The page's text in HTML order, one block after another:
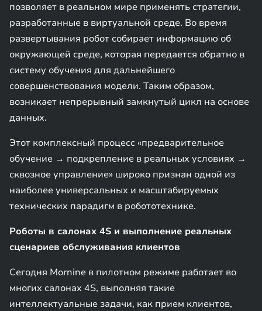
позволяет в реальном мире применять стратегии,
разработанные в виртуальной среде. Во время
развертывания робот собирает информацию об
окружающей среде, которая передается обратно в
систему обучения для дальнейшего
совершенствования модели. Таким образом,
возникает непрерывный замкнутый цикл на основе
данных.
Этот комплексный процесс «предварительное
обучение → подкрепление в реальных условиях →
сквозное управление» широко признан одной из
наиболее универсальных и масштабируемых
технических парадигм в робототехнике.
Роботы в салонах 4S и выполнение реальных
сценариев обслуживания клиентов
Сегодня Mornine в пилотном режиме работает во
многих салонах 4S, выполняя такие
интеллектуальные задачи, как прием клиентов,